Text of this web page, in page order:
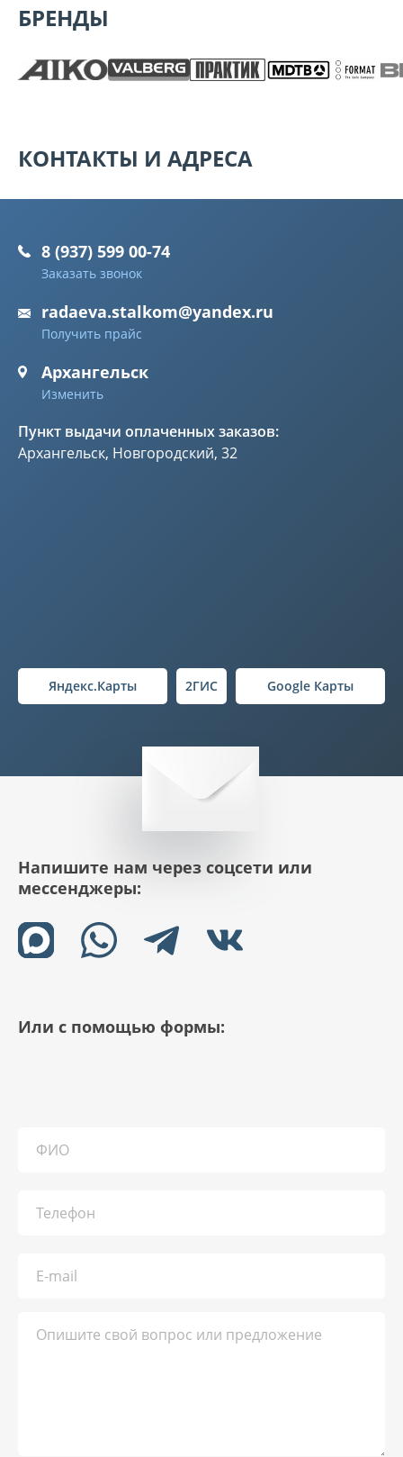
БРЕНДЫ
КОНТАКТЫ И АДРЕСА
8 (937) 599 00-74
Заказать звонок
radaeva.stalkom@yandex.ru
Получить прайс
Архангельск
Изменить
Пункт выдачи оплаченных заказов:
Архангельск, Новгородский, 32
Яндекс.Карты 2ГИС Google Карты
Напишите нам через соцсети или
мессенджеры:
Или с помощью формы: